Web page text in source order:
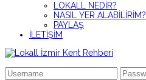
LOKALL NEDİR?
NASIL YER ALABİLİRİM?
PAYLAŞ
İLETİŞİM